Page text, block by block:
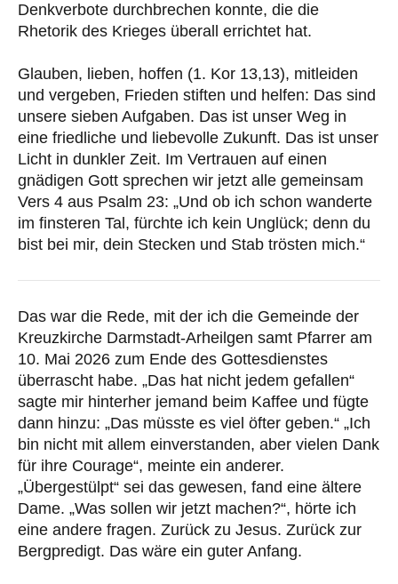
Denkverbote durchbrechen konnte, die die
Rhetorik des Krieges überall errichtet hat.
Glauben, lieben, hoffen (1. Kor 13,13), mitleiden
und vergeben, Frieden stiften und helfen: Das sind
unsere sieben Aufgaben. Das ist unser Weg in
eine friedliche und liebevolle Zukunft. Das ist unser
Licht in dunkler Zeit. Im Vertrauen auf einen
gnädigen Gott sprechen wir jetzt alle gemeinsam
Vers 4 aus Psalm 23: „Und ob ich schon wanderte
im finsteren Tal, fürchte ich kein Unglück; denn du
bist bei mir, dein Stecken und Stab trösten mich.“
Das war die Rede, mit der ich die Gemeinde der
Kreuzkirche Darmstadt-Arheilgen samt Pfarrer am
10. Mai 2026 zum Ende des Gottesdienstes
überrascht habe. „Das hat nicht jedem gefallen“
sagte mir hinterher jemand beim Kaffee und fügte
dann hinzu: „Das müsste es viel öfter geben.“ „Ich
bin nicht mit allem einverstanden, aber vielen Dank
für ihre Courage“, meinte ein anderer.
„Übergestülpt“ sei das gewesen, fand eine ältere
Dame. „Was sollen wir jetzt machen?“, hörte ich
eine andere fragen. Zurück zu Jesus. Zurück zur
Bergpredigt. Das wäre ein guter Anfang.